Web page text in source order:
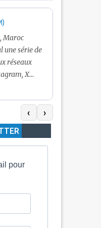
Maroc
une série de
réseaux
X
400 Mo,
Dh
Les
‹ ›
pour